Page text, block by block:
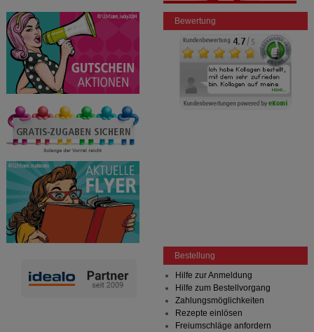
Bewertung
Bestellung
Hilfe zur Anmeldung
Hilfe zum Bestellvorgang
Zahlungsmöglichkeiten
Rezepte einlösen
Freiumschläge anfordern